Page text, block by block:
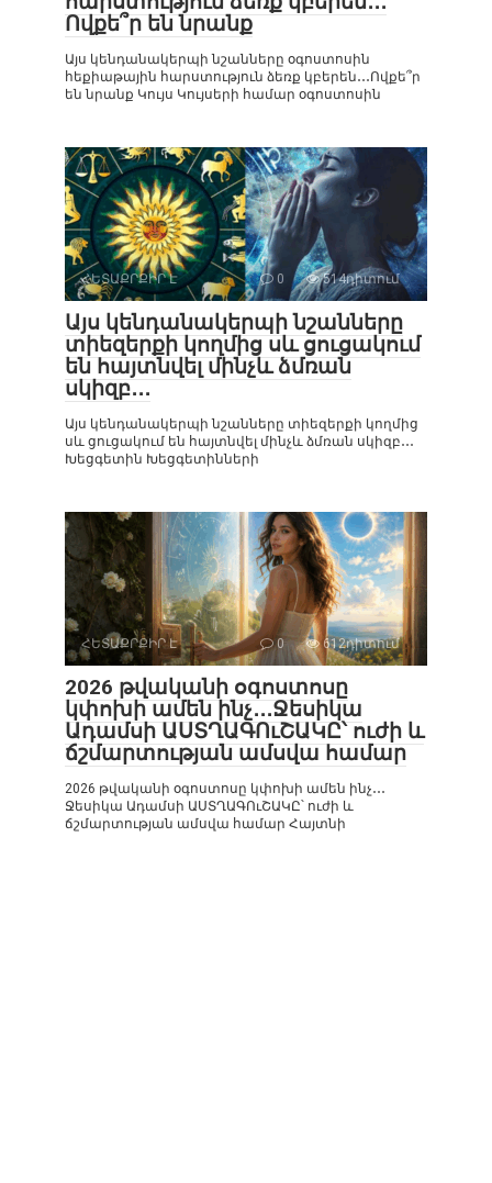
Ովքե՞ր են նրանք
Այս կենդանակերպի նշանները օգոստոսին
հեքիաթային հարստություն ձեռք կբերեն․․․Ովքե՞ր
են նրանք Կույս Կույսերի համար օգոստոսին
ՀԵՏԱՔՐՔԻՐ Է 0 514դիտում
Այս կենդանակերպի նշանները
տիեզերքի կողմից սև ցուցակում
են հայտնվել մինչև ձմռան
սկիզբ․․․
Այս կենդանակերպի նշանները տիեզերքի կողմից
սև ցուցակում են հայտնվել մինչև ձմռան սկիզբ․․․
Խեցգետին Խեցգետինների
ՀԵՏԱՔՐՔԻՐ Է 0 612դիտում
2026 թվականի օգոստոսը
կփոխի ամեն ինչ․․․Ջեսիկա
Ադամսի ԱՍՏՂԱԳՈւՇԱԿԸ՝ ուժի և
ճշմարտության ամսվա համար
2026 թվականի օգոստոսը կփոխի ամեն ինչ․․․
Ջեսիկա Ադամսի ԱՍՏՂԱԳՈւՇԱԿԸ՝ ուժի և
ճշմարտության ամսվա համար Հայտնի